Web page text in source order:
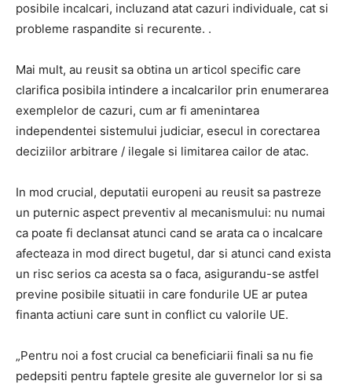
posibile incalcari, incluzand atat cazuri individuale, cat si
probleme raspandite si recurente. .
Mai mult, au reusit sa obtina un articol specific care
clarifica posibila intindere a incalcarilor prin enumerarea
exemplelor de cazuri, cum ar fi amenintarea
independentei sistemului judiciar, esecul in corectarea
deciziilor arbitrare / ilegale si limitarea cailor de atac.
In mod crucial, deputatii europeni au reusit sa pastreze
un puternic aspect preventiv al mecanismului: nu numai
ca poate fi declansat atunci cand se arata ca o incalcare
afecteaza in mod direct bugetul, dar si atunci cand exista
un risc serios ca acesta sa o faca, asigurandu-se astfel
previne posibile situatii in care fondurile UE ar putea
finanta actiuni care sunt in conflict cu valorile UE.
„Pentru noi a fost crucial ca beneficiarii finali sa nu fie
pedepsiti pentru faptele gresite ale guvernelor lor si sa